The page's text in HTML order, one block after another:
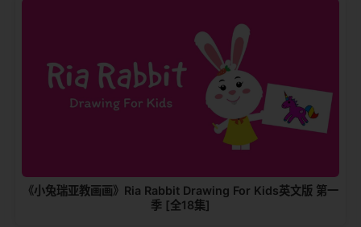
《小兔瑞亚教画画》Ria Rabbit Drawing For Kids英文版 第一
季 [全18集]